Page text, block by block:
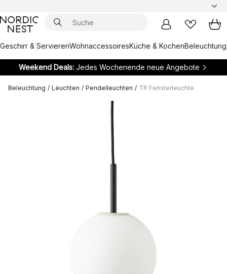
Geschirr & ServierenWohnaccessoiresKüche & KochenBeleuchtung
Weekend Deals:Jedes Wochenende neue Angebote
Beleuchtung / Leuchten / Pendelleuchten / TR Fensterleuchte